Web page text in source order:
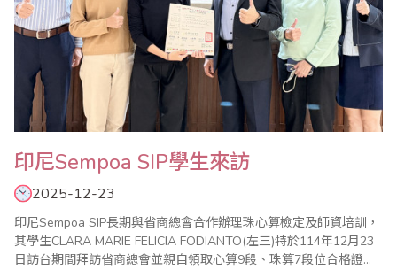
印尼Sempoa SIP學生來訪
2025-12-23
印尼Sempoa SIP長期與省商總會合作辦理珠心算檢定及師資培訓，
其學生CLARA MARIE FELICIA FODIANTO(左三)特於114年12月23
日訪台期間拜訪省商總會並親自領取心算9段、珠算7段位合格證